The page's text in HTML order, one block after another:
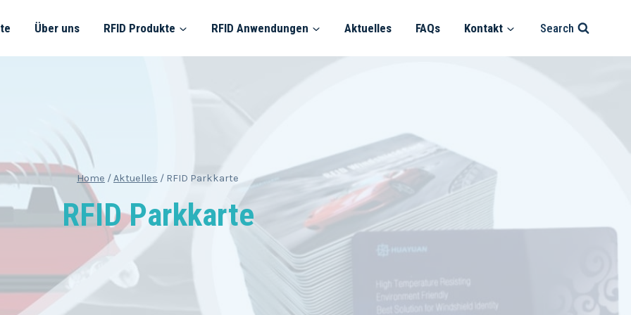
Über uns RFID Produkte RFID Anwendungen Aktuelles FAQs Kontakt Search
Home /Aktuelles / RFID Parkkarte
RFID Parkkarte